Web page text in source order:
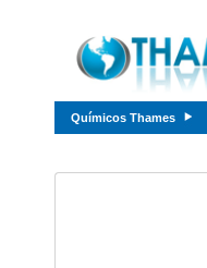
Químicos Thames